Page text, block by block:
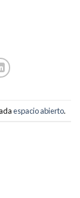
espacio abierto.